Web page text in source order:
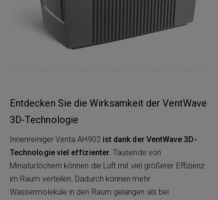
Entdecken Sie die Wirksamkeit der VentWave
3D-Technologie
Innenreiniger Venta AH902 ist dank der VentWave 3D-
Technologie viel effizienter.Tausende von
Miniaturlöchern können die Luft mit viel größerer Effizienz
im Raum verteilen. Dadurch können mehr
Wassermoleküle in den Raum gelangen als bei